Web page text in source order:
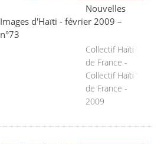
Nouvelles
Images d'Haïti - février 2009 –
n°73
Collectif Haïti
de France -
Collectif Haïti
de France -
2009